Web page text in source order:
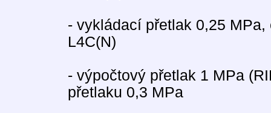
- vykládací přetlak 0,25
L4C(N)
- výpočtový přetlak 1 MPa
přetlaku 0,3 MPa